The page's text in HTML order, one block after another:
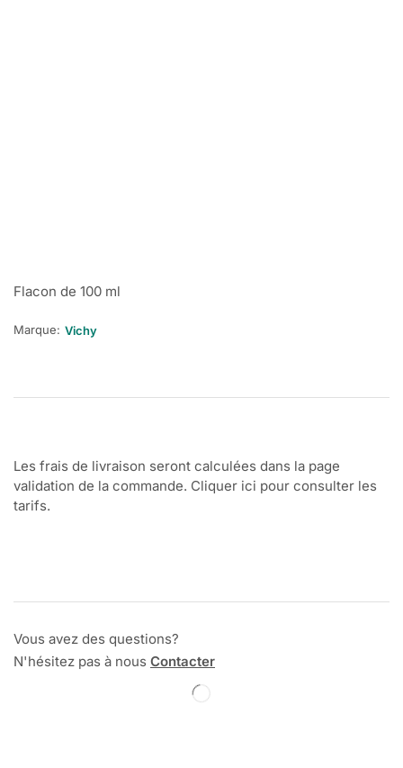
Flacon de 100 ml
Marque: Vichy
Les frais de livraison seront calculées dans la page
validation de la commande. Cliquer ici pour consulter les
tarifs.
Vous avez des questions?
N'hésitez pas à nous Contacter